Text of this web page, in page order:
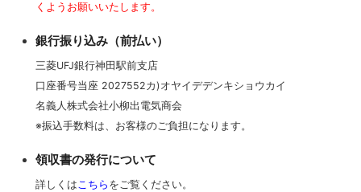
くようお願いいたします。
銀行振り込み（前払い）
三菱UFJ銀行神田駅前支店
口座番号当座 2027552カ)オヤイデデンキショウカイ
名義人株式会社小柳出電気商会
※振込手数料は、お客様のご負担になります。
領収書の発行について
詳しくはこちら をご覧ください。